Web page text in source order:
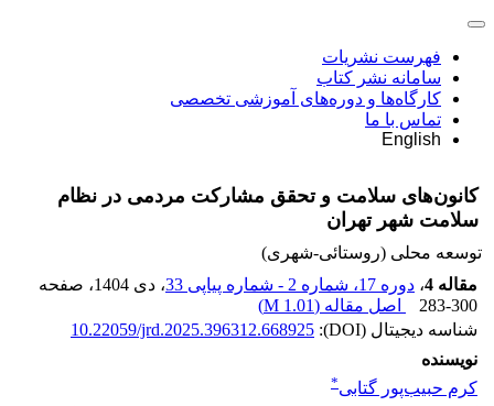
فهرست نشریات
سامانه نشر کتاب
کارگاه‌ها و دوره‌های آموزشی تخصصی
تماس با ما
English
کانون‌های سلامت و تحقق مشارکت مردمی در نظام
سلامت شهر تهران
توسعه محلی (روستائی-شهری)
مقاله 4
، دوره 17، شماره 2 - شماره پیاپی 33 ، دی 1404
، صفحه
283-300
اصل مقاله (1.01 M
)
شناسه دیجیتال (DOI):
10.22059/jrd.2025.396312.668925
نویسنده
کرم حبیب‌پور گتابی*